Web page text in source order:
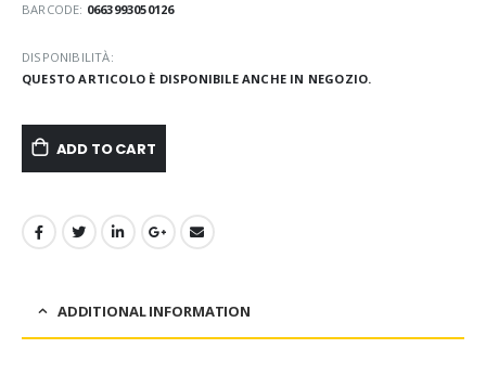
BARCODE: 0663993050126
DISPONIBILITÀ:
QUESTO ARTICOLO È DISPONIBILE ANCHE IN NEGOZIO.
ADD TO CART
ADDITIONAL INFORMATION